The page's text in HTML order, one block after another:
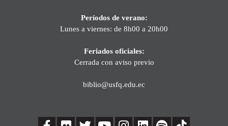
Períodos de verano:
Lunes a viernes: de 8h00 a 20h00
Feriados oficiales:
Cerrada con aviso previo
biblio@usfq.edu.ec